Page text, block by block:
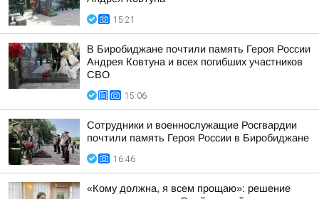
15:21
В Биробиджане почтили память Героя России
Андрея Ковтуна и всех погибших участников
СВО
15:06
Сотрудники и военнослужащие Росгвардии
почтили память Героя России в Биробиджане
16:46
«Кому должна, я всем прощаю»: решение